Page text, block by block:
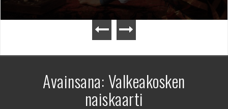
Avainsana:Valkeakosken
naiskaarti